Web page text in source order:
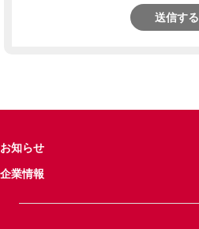
送信する
お知らせ
企業情報